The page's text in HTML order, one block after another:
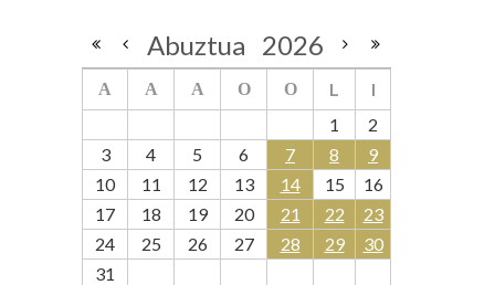
Abuztua 2026
A A A O O L
I
1
2
3
4 5 6 7 8
9
10
11 12 13 14 15
16
17
18 19 20 21 22
23
24
25 26 27 28 29
30
31